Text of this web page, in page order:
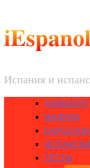
Испания и
АЛИКАНТЕ
МАДРИД
ТЕСТЫ